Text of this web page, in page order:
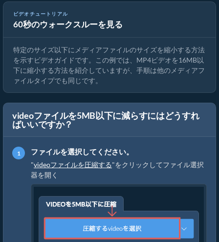
ビデオチュートリアル
60秒のウォークスルーを見る
MP4を16MBに縮小する方法（簡単ガイド）
特定のサイズ以下にメディアファイルのサイズを縮小する方法
を示すビデオガイドです。この例では、MP4ビデオを16MB以
下に縮小する方法を紹介していますが、手順は他のメディアフ
ァイルタイプでも同じです。
videoファイルを5MB以下に減らすにはどうすれ
ばいいですか？
ファイルを選択してください。
"videoファイルを圧縮する"をクリックしてファイル選択
器を開く